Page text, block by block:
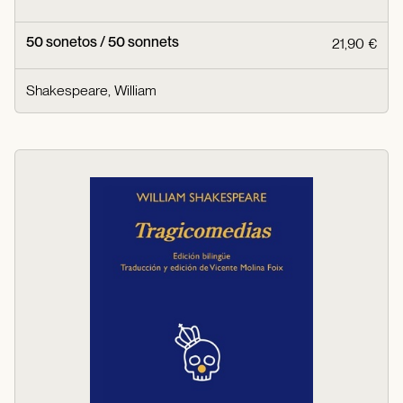
50 sonetos / 50 sonnets 21,90 €
Shakespeare, William